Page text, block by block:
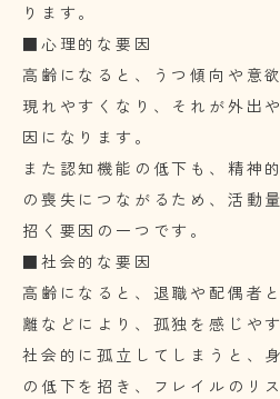
ります。
■心理的な要因
高齢になると、うつ傾向や意
現れやすくなり、それが外出
因になります。
また認知機能の低下も、精神
の喪失につながるため、活動
招く要因の一つです。
■社会的な要因
高齢になると、退職や配偶者
離などにより、孤独を感じや
社会的に孤立してしまうと、
の低下を招き、フレイルのリ